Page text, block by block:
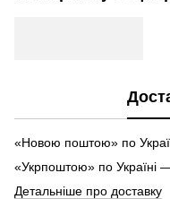
«Новою поштою» по
«Укрпоштою» по Україні
Детальніше про доставку